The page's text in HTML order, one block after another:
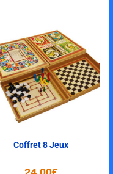
Coffret 8 Jeux